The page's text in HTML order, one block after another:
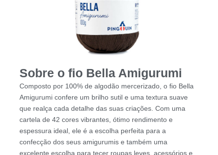
Sobre o fio Bella Amigurumi
Composto por 100% de algodão mercerizado, o fio Bella
Amigurumi confere um brilho sutil e uma textura suave
que realça cada detalhe das suas criações. Com uma
cartela de 42 cores vibrantes, ótimo rendimento e
espessura ideal, ele é a escolha perfeita para a
confecção dos seus amigurumis e também uma
excelente escolha para tecer roupas leves, acessórios e